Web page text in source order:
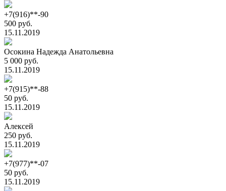
+7(916)**-90
500 руб.
15.11.2019
Осокина Надежда Анатольевна
5 000 руб.
15.11.2019
+7(915)**-88
50 руб.
15.11.2019
Алексей
250 руб.
15.11.2019
+7(977)**-07
50 руб.
15.11.2019